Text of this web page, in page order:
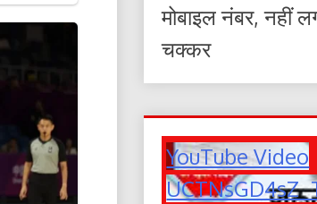
मोबाइल नंबर, नहीं
चक्कर
YouTube Video